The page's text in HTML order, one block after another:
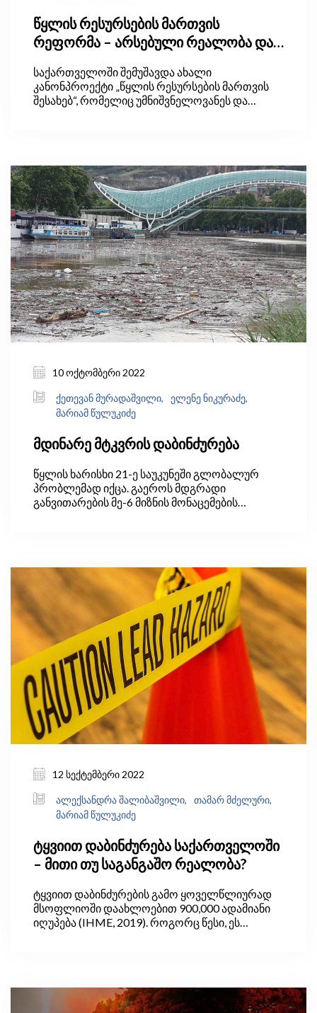
წყლის რესურსების მართვის
რეფორმა – არსებული რეალობა და
საქართველოში შემუშავდა ახალი
კანონპროექტი „წყლის რესურსების მართვის
შესახებ“, რომელიც უმნიშვნელოვანეს და
მიდგომებზე დაფუძნებული სისტემა შეიქმნება,
რითაც დაკმაყოფილდება ევროკავშირთან
გაფორმებული ასოცირების შეთანხმებით
ნაკისრი ვალდებულებები, ჩამოყალიბდება
სააუზო მართვის სისტემა და მოხდება წყლის
მოხმარების ეკონომიკური ინსტრუმენტების
შემოღება, რაც წყლის რესურსების
მონიტორინგის ქსელის გაფართოებას და
წყლის დაბინძურების პრევენციის ზომების
წარდგენასაც მოიაზრებს.
10 ოქტომბერი 2022
ქეთევან მურადაშვილი,
ელენე ნიკურაძე,
მარიამ წულუკიძე
მდინარე მტკვრის დაბინძურება
წყლის ხარისხი 21-ე საუკუნეში გლობალურ
პრობლემად იქცა. გაეროს მდგრადი
განვითარების მე-6 მიზნის მონაცემების
განვითარებადი ქვეყნები) რეგულარულად არ
აგროვებს წყლის ხარისხის შესახებ მონაცემებს.
12 სექტემბერი 2022
ალექსანდრა შალიბაშვილი,
თამარ მძელური,
მარიამ წულუკიძე
ტყვიით დაბინძურება საქართველოში
– მითი თუ საგანგაშო რეალობა?
ტყვიით დაბინძურების გამო ყოველწლიურად
მსოფლიოში დაახლოებით 900,000 ადამიანი
იღუპება (IHME, 2019). როგორც წესი, ეს
სათანადოდ არ კონტროლდება.